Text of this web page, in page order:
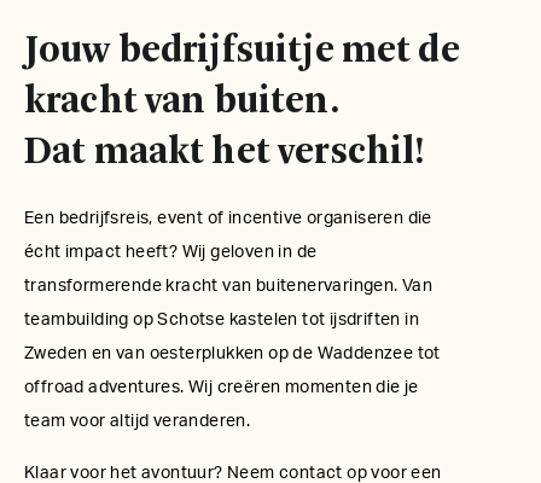
Jouw bedrijfsuitje met de
kracht van buiten.
Dat maakt het verschil!
Een bedrijfsreis, event of incentive organiseren die
écht impact heeft? Wij geloven in de
transformerende kracht van buitenervaringen. Van
teambuilding op Schotse kastelen tot ijsdriften in
Zweden en van oesterplukken op de Waddenzee tot
offroad adventures. Wij creëren momenten die je
team voor altijd veranderen.
Klaar voor het avontuur? Neem contact op voor een